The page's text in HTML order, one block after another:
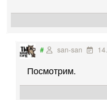
# san-san
Посмотрим.